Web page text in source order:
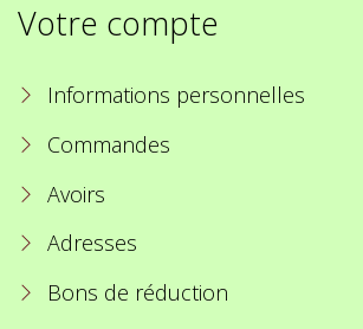
Votre compte
Informations personnelles
Commandes
Avoirs
Adresses
Bons de réduction